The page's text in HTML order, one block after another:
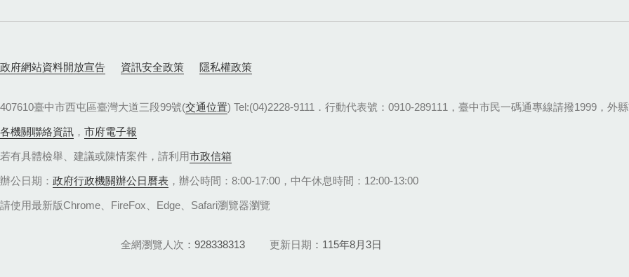
政府網站資料開放宣告 資訊安全政策 隱私權政策
407610臺中市西屯區臺灣大道三段99號(交通位置) Tel:(04)2228-9111．行動代表號：0910-289111，臺中市民一碼通專線請撥1999，外
各機關聯絡資訊 ， 市府電子報
若有具體檢舉、建議或陳情案件，請利用市政信箱
辦公日期： 政府行政機關辦公日曆表 ，辦公時間：8:00-17:00，中午休息時間：12:00-13:00
請使用最新版Chrome、FireFox、Edge、Safari瀏覽器瀏覽
全網瀏覽人次 928338313 更新日期 115年8月3日